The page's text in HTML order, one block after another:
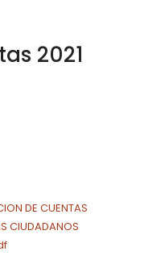
2021
DE CUENTAS
CIUDADANOS